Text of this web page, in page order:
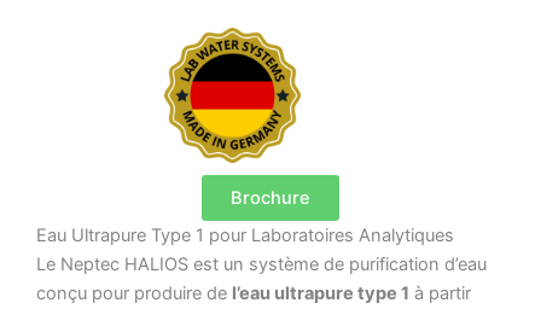
Brochure
Eau Ultrapure Type 1 pour Laboratoires Analytiques
Le Neptec HALIOS est un système de purification d’eau
conçu pour produire de l’eau ultrapure type 1 à partir